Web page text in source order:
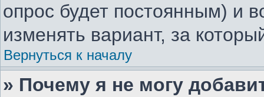
опрос будет постоянным) и
изменять вариант, за
Вернуться к началу
» Почему я не могу